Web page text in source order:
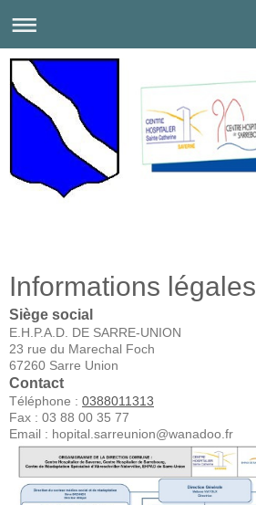
Informations légales
Siège social
E.H.P.A.D. DE SARRE-UNION
23 rue du Marechal Foch
67260 Sarre Union
Contact
Téléphone : 0388011313
Fax : 03 88 00 35 77
Email : hopital.sarreunion@wanadoo.fr